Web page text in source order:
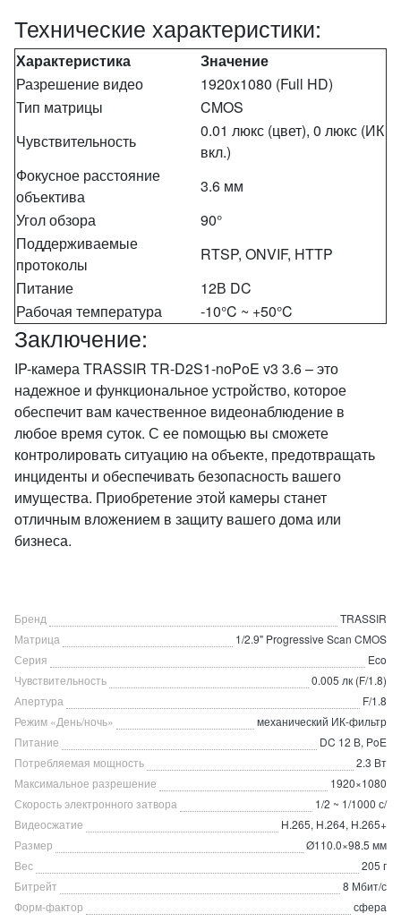
Технические характеристики:
Характеристика
Значение
Разрешение видео
1920x1080 (Full HD)
Тип матрицы
CMOS
Чувствительность
0.01 люкс (цвет), 0 люкс (ИК
вкл.)
Фокусное расстояние
объектива
3.6 мм
Угол обзора
90°
Поддерживаемые
протоколы
RTSP, ONVIF, HTTP
Питание
12В DC
Рабочая температура
-10°C ~ +50°C
Заключение:
IP-камера TRASSIR TR-D2S1-noPoE v3 3.6 – это
надежное и функциональное устройство, которое
обеспечит вам качественное видеонаблюдение в
любое время суток. С ее помощью вы сможете
контролировать ситуацию на объекте, предотвращать
инциденты и обеспечивать безопасность вашего
имущества. Приобретение этой камеры станет
отличным вложением в защиту вашего дома или
бизнеса.
Бренд
TRASSIR
Матрица
1/2.9" Progressive Scan CMOS
Серия
Eco
Чувствительность
0.005 лк (F/1.8)
Апертура
F/1.8
Режим «День/ночь»
механический ИК-фильтр
Питание
DC 12 В, PoE
Потребляемая мощность
2.3 Вт
Максимальное разрешение
1920×1080
Скорость электронного затвора
1/2 ~ 1/1000 с/
Видеосжатие
H.265, H.264, H.265+
Размер
Ø110.0×98.5 мм
Вес
205 г
Битрейт
8 Мбит/с
Форм-фактор
сфера